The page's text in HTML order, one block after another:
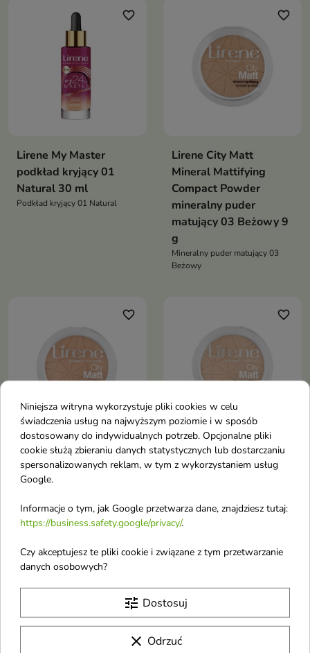
favorite_border
Lirene My Master
podkład kryjący 01
Natural 30 ml
Podkład kryjący 01 Natural
favorite_border
Lirene City Matt
Mineral Mattifying
Compact Powder
mineralny puder
matujący 03 Beżowy 9
g
Mineralny puder matujący 03
Beżowy
favorite_border
Lirene City Matt
Mineral Mattifying
Compact Powder
mineralny puder
matujący 02 Naturalny
Powder mineralny puder
matujący 02 Naturalny
favorite_border
Lirene City Matt
Mineral Mattifying
mineralny puder
matujący 01
Powder mineralny puder
favorite_border favorite_border
Niniejsza witryna wykorzystuje pliki cookies w celu
świadczenia usług na najwyższym poziomie i w sposób
dostosowany do indywidualnych potrzeb. Opcjonalne pliki
cookie służą zbieraniu danych statystycznych lub dostarczaniu
spersonalizowanych reklam, w tym z wykorzystaniem usług
Google.
Informacje o tym, jak Google przetwarza dane, znajdziesz tutaj:
https://business.safety.google/privacy/.
Czy akceptujesz te pliki cookie i związane z tym przetwarzanie
danych osobowych?
tune Dostosuj
clear Odrzuć